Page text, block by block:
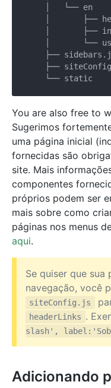
    │   └── en
│       ├──
│       ├──
│       └──
├──
├──
You are also free to
Sugerimos
uma página inicial
fornecidas são
site. Mais
componentes
próprios podem ser
mais sobre como
páginas nos menus
aqui.
Se quiser que sua
navegação, você
siteConfig.js
headerLinks .
slash',
Adicionando